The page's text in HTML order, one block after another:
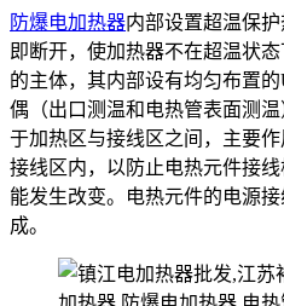
防爆电加热器内部设置超温保
即断开，使加热器不在超温状
的主体，其内部设有均匀布置
偶（出口测温和电热管表面测
于加热区与接线区之间，主要
接线区内，以防止电热元件接
能发生改变。电热元件的电源
成。